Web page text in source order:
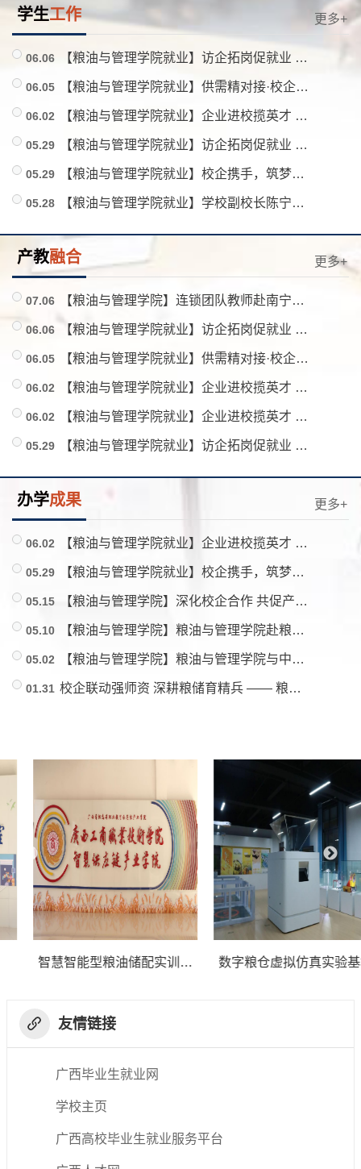
学生工作 更多+
06.06 【粮油与管理学院就业】访企拓岗促就业 校企联动谋发展——粮油与管理学院教师赴深圳、东莞开展访企拓岗及就业走访活动
06.05 【粮油与管理学院就业】供需精对接·校企筑平台｜广东稳胜集团专场校园宣讲会圆满落幕
06.02 【粮油与管理学院就业】企业进校揽英才 精准赋能促就业——粮油与管理学院开展五月份企业入校招聘宣讲会
05.29 【粮油与管理学院就业】访企拓岗促就业 产教融合育英才——粮油与管理学院教师赴广佛开展就业走访核查工作
05.29 【粮油与管理学院就业】校企携手，筑梦职场｜中通云仓科技校园宣讲会圆满落幕！
05.28 【粮油与管理学院就业】学校副校长陈宁春深入粮油与管理学院调研指导就业工作
产教融合 更多+
07.06 【粮油与管理学院】连锁团队教师赴南宁智源科技企业孵化器有限公司开展企业调研暨学生实践活动
06.06 【粮油与管理学院就业】访企拓岗促就业 校企联动谋发展——粮油与管理学院教师赴深圳、东莞开展访企拓岗及就业走访活动
06.05 【粮油与管理学院就业】供需精对接·校企筑平台｜广东稳胜集团专场校园宣讲会圆满落幕
06.02 【粮油与管理学院就业】企业进校揽英才 精准赋能促就业——粮油与管理学院开展五月份企业入校招聘宣讲会
06.02 【粮油与管理学院就业】企业进校揽英才 精准赋能促就业——粮油与管理学院开展五月份企业入校招聘宣讲会
05.29 【粮油与管理学院就业】访企拓岗促就业 产教融合育英才——粮油与管理学院教师赴广佛开展就业走访核查工作
办学成果 更多+
06.02 【粮油与管理学院就业】企业进校揽英才 精准赋能促就业——粮油与管理学院开展五月份企业入校招聘宣讲会
05.29 【粮油与管理学院就业】校企携手，筑梦职场｜中通云仓科技校园宣讲会圆满落幕！
05.15 【粮油与管理学院】深化校企合作 共促产教融合——广西轩妈食品有限公司莅临我校开展交流洽谈
05.10 【粮油与管理学院】粮油与管理学院赴粮库开展校企合作暨校外实训基地挂牌活动
05.02 【粮油与管理学院】粮油与管理学院与中国邮政集团有限公司苏州路邮政支局开展校企合作洽谈会
01.31 校企联动强师资 深耕粮储育精兵 —— 粮油与管理学院教师赴南宁粮食储备库有限公司开展跟班学习
智慧智能型粮油储配实训中
数字粮仓虚拟仿真实验基地
友情链接
广西毕业生就业网
学校主页
广西高校毕业生就业服务平台